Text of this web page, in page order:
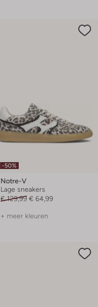
-50%
Notre-V
Lage sneakers
€ 129,99 € 64,99
+ meer kleuren